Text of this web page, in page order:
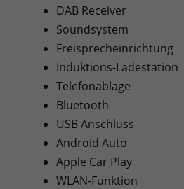
DAB Receiver
Soundsystem
Freisprecheinrichtung
Induktions-Ladestation
Telefonablage
Bluetooth
USB Anschluss
Android Auto
Apple Car Play
WLAN-Funktion